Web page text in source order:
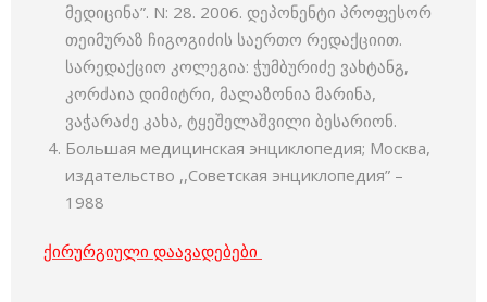
მედიცინა”. N: 28. 2006. დეპონენტი პროფესორ
თეიმურაზ ჩიგოგიძის საერთო რედაქციით.
სარედაქციო კოლეგია: ჭუმბურიძე ვახტანგ,
კორძაია დიმიტრი, მალაზონია მარინა,
ვაჭარაძე კახა, ტყეშელაშვილი ბესარიონ.
Большая медицинская энциклопедия; Москва,
издательство ,,Советская энциклопедия” –
1988
ქირურგიული დაავადებები